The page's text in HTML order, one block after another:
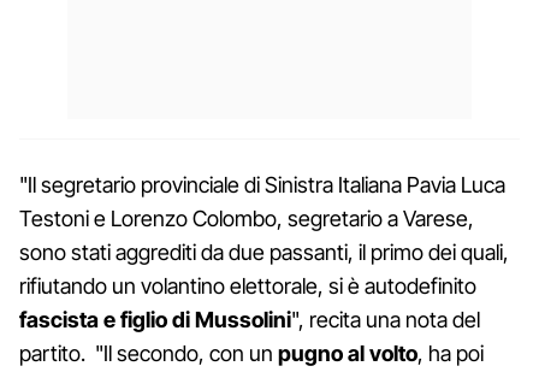
"Il segretario provinciale di Sinistra Italiana Pavia Luca
Testoni e Lorenzo Colombo, segretario a Varese,
sono stati aggrediti da due passanti, il primo dei quali,
rifiutando un volantino elettorale, si è autodefinito
fascista e figlio di Mussolini", recita una nota del
partito. "Il secondo, con un pugno al volto, ha poi